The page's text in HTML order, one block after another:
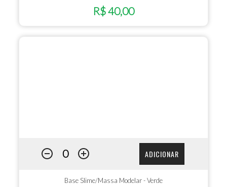
R$ 40,00
ADICIONAR
Base Slime/Massa Modelar - Verde